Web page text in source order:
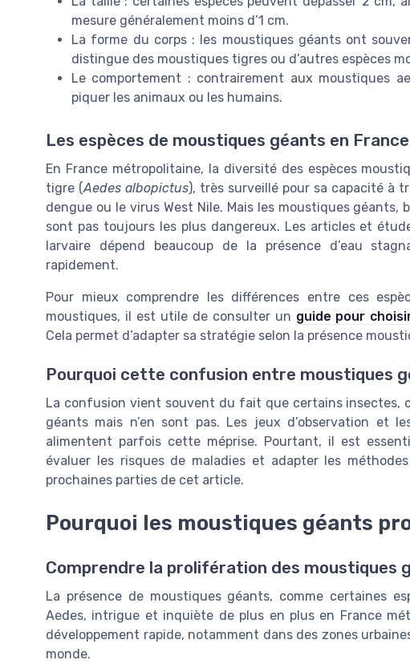
mesure généralement moins d’1 cm.
La forme du corps : les moustiques géants ont
distingue des moustiques tigres ou d’autres espèces
Le comportement : contrairement aux moustiques
piquer les animaux ou les humains.
Les espèces de moustiques géants en
En France métropolitaine, la diversité des espèces
tigre (Aedes albopictus), très surveillé pour sa capacité à
dengue ou le virus West Nile. Mais les moustiques
sont pas toujours les plus dangereux. Les articles et
larvaire dépend beaucoup de la présence d’eau
rapidement.
Pour mieux comprendre les différences entre ces
moustiques, il est utile de consulter un guide pour
Cela permet d’adapter sa stratégie selon la présence
Pourquoi cette confusion entre moustiques
La confusion vient souvent du fait que certains insectes,
géants mais n’en sont pas. Les jeux d’observation et
alimentent parfois cette méprise. Pourtant, il est
évaluer les risques de maladies et adapter les
prochaines parties de cet article.
Pourquoi les moustiques géants
Comprendre la prolifération des moustiques
La présence de moustiques géants, comme certaines
Aedes, intrigue et inquiète de plus en plus en France
développement rapide, notamment dans des zones
monde.